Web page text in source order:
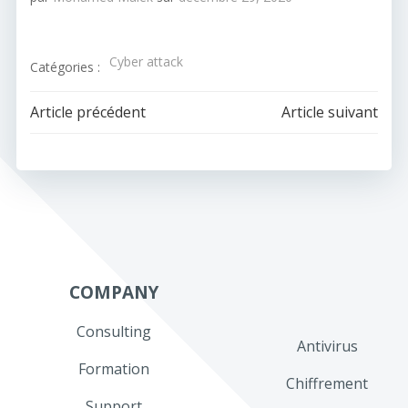
Catégories : Cyber attack
Navigation
de
Article précédent
Navigation
de
Article suivant
COMPANY
Consulting
Formation
Antivirus
Chiffrement